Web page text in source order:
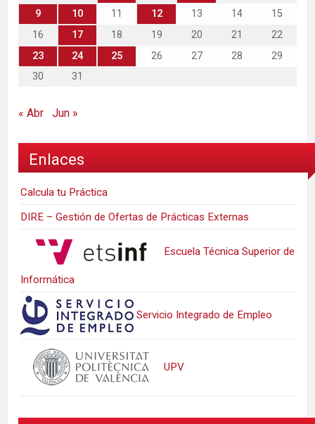
9
10 11 12 13 14
15
16
17 18 19 20 21
22
23
24 25 26 27 28
29
30
31
« Abr Jun »
Enlaces
Calcula tu Práctica
DIRE – Gestión de Ofertas de Prácticas Externas
Escuela Técnica Superior de
Informática
Servicio Integrado de Empleo
UPV